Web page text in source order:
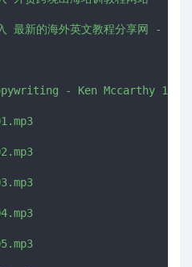
新的海外英文教程分享网 -
- Ken Mccarthy 10